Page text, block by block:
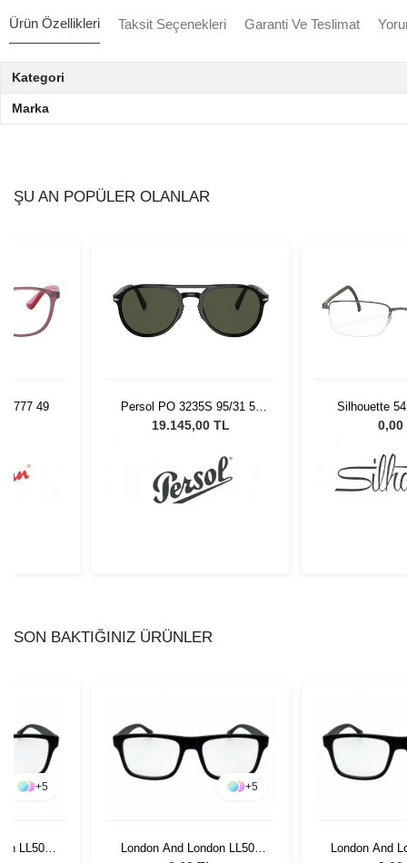
Ürün Özellikleri Taksit Seçenekleri Garanti Ve Teslimat
Kategori
Marka
ŞU AN POPÜLER OLANLAR
3777 49
Persol PO 3235S 95/31 55
Unisex Güneş Gözlüğü
19.145,00 TL
Silhouette
53/
0,00
SON BAKTIĞINIZ ÜRÜNLER
+5
LL506
+5
London And London LL506
London And